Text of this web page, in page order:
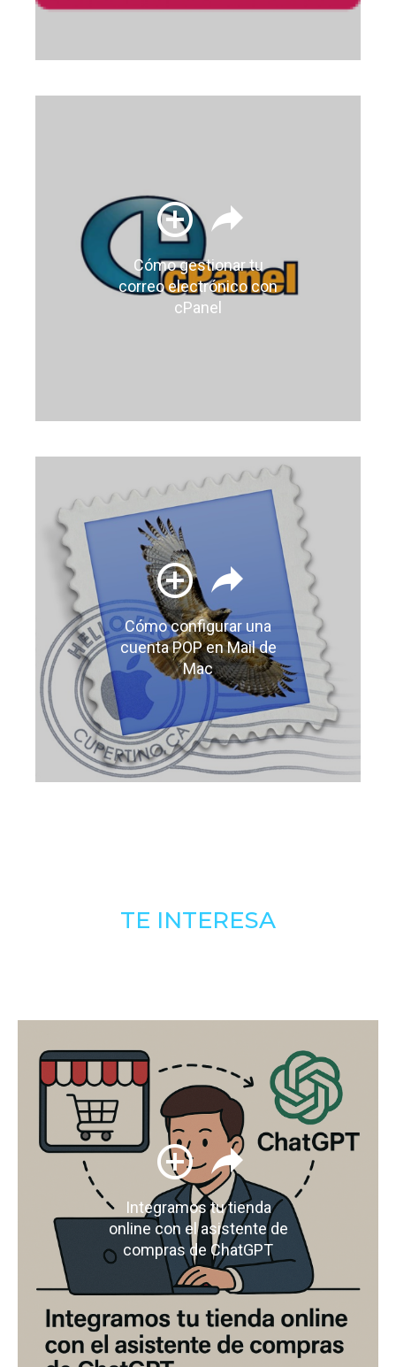
Cómo gestionar tu
correo electrónico con
cPanel
Cómo configurar una
cuenta POP en Mail de
Mac
TE INTERESA
Integramos tu tienda
online con el asistente de
compras de ChatGPT